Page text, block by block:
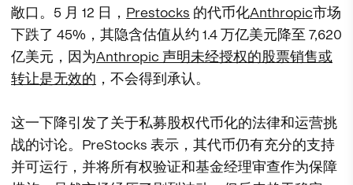
敞口。5 月 12 日， Prestocks 的代币化Anthropic市场
下跌了 45%，其隐含估值从约 1.4 万亿美元降至 7,620
亿美元，因为Anthropic 声明未经授权的股票销售或
转让是无效的 ，不会得到承认。
这一下降引发了关于私募股权代币化的法律和运营挑
战的讨论。PreStocks 表示，其代币仍有充分的支持
并可运行，并将所有权验证和基金经理审查作为保障